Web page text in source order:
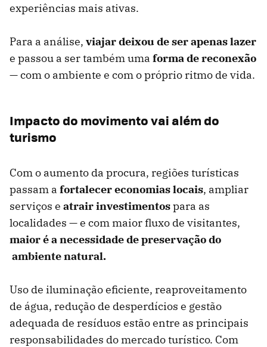
experiências mais ativas.
Para a análise, viajar deixou de ser apenas lazer
e passou a ser também uma forma de reconexão
— com o ambiente e com o próprio ritmo de vida.
Impacto do movimento vai além do
turismo
Com o aumento da procura, regiões turísticas
passam a fortalecereconomias locais, ampliar
serviços e atrair investimentospara as
localidades — e com maior fluxo de visitantes,
maior é a necessidade de preservação do
ambiente natural.
Uso de iluminação eficiente, reaproveitamento
de água, redução de desperdícios e gestão
adequada de resíduos estão entre as principais
responsabilidades do mercado turístico. Com